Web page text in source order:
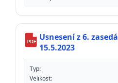
PDF
Usnesení z 6.
15.5.2023
Typ:
Velikost: